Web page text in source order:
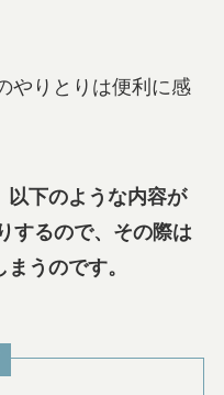
やりとりは便利に感
以下のような内容が
するので、その際は
うのです。